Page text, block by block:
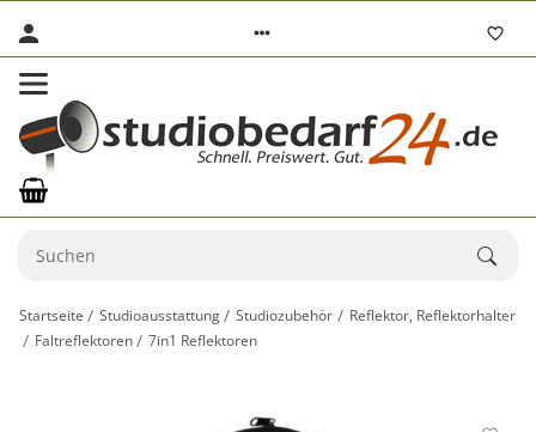
Startseite Studioausstattung Studiozubehör
Reflektor, Reflektorhalter
Faltreflektoren
7in1 Reflektoren